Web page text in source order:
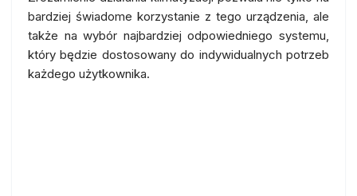
bardziej świadome korzystanie z tego urządzenia, ale
także na wybór najbardziej odpowiedniego systemu,
który będzie dostosowany do indywidualnych potrzeb
każdego użytkownika.